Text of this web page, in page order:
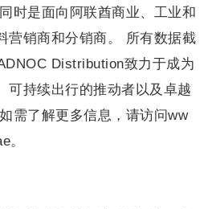
时是面向阿联酋商业、工业和
营销商和分销商。 所有数据截
Distribution致力于成为
可持续出行的推动者以及卓越
需了解更多信息，请访问ww
。